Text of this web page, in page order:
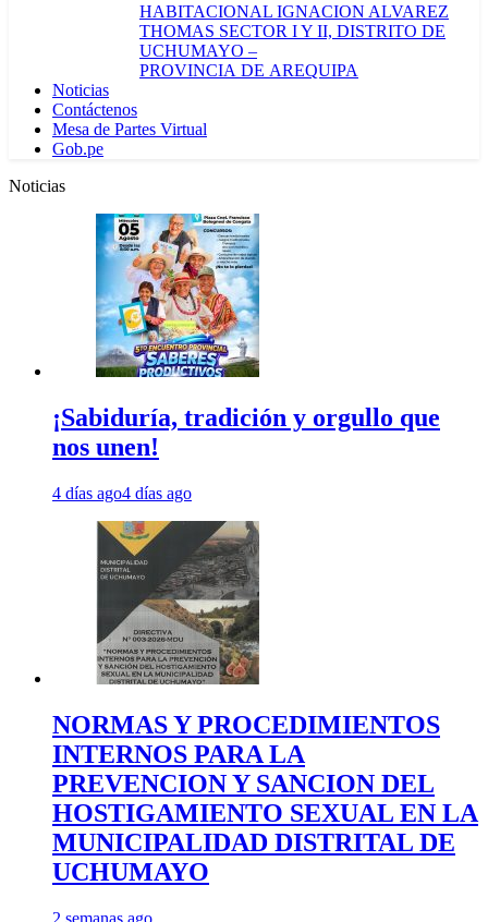
HABITACIONAL IGNACION ALVAREZ
THOMAS SECTOR I Y II, DISTRITO DE
UCHUMAYO –
PROVINCIA DE AREQUIPA
Noticias
Contáctenos
Mesa de Partes Virtual
Gob.pe
Noticias
¡Sabiduría, tradición y orgullo que
nos unen!
4 días ago4 días ago
NORMAS Y PROCEDIMIENTOS
INTERNOS PARA LA
PREVENCION Y SANCION DEL
HOSTIGAMIENTO SEXUAL EN LA
MUNICIPALIDAD DISTRITAL DE
UCHUMAYO
2 semanas ago